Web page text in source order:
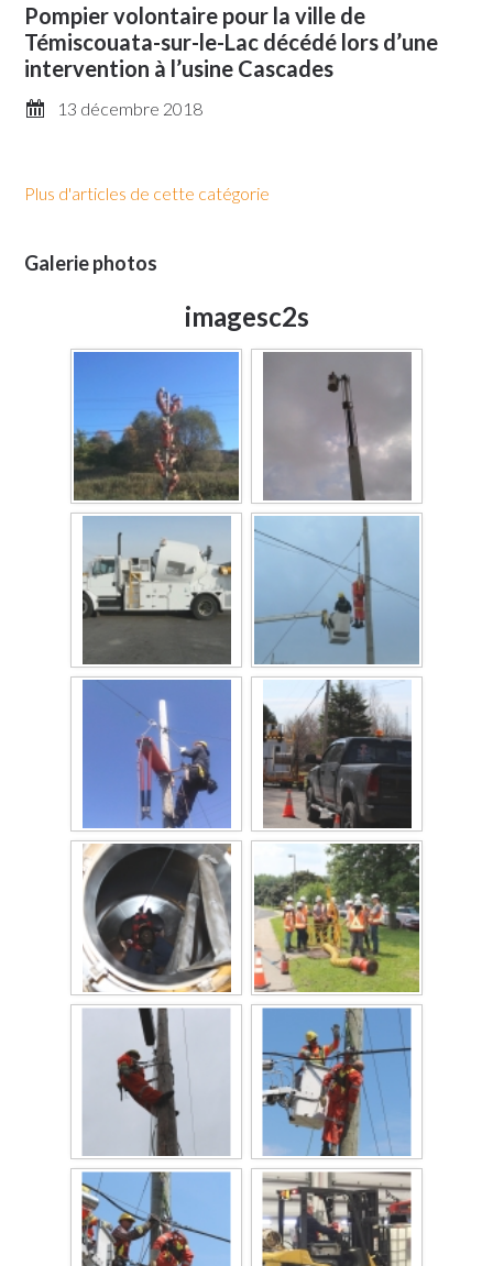
Pompier volontaire pour la ville de
Témiscouata-sur-le-Lac décédé lors d’une
intervention à l’usine Cascades
13 décembre 2018
Plus d'articles de cette catégorie
Galerie photos
imagesc2s